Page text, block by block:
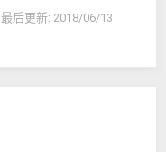
最后更新: 2018/06/13